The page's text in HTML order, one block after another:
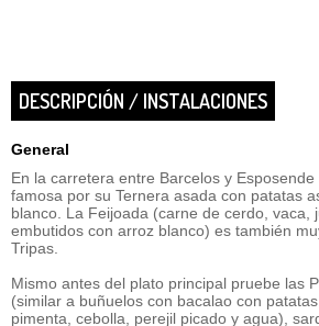
DESCRIPCIÓN / INSTALACIONES
General
En la carretera entre Barcelos y Esposende
famosa por su Ternera asada con patatas
blanco. La Feijoada (carne de cerdo, vaca,
embutidos con arroz blanco) es también
Tripas.
Mismo antes del plato principal pruebe las
(similar a buñuelos con bacalao con
pimenta, cebolla, perejil picado y agua),